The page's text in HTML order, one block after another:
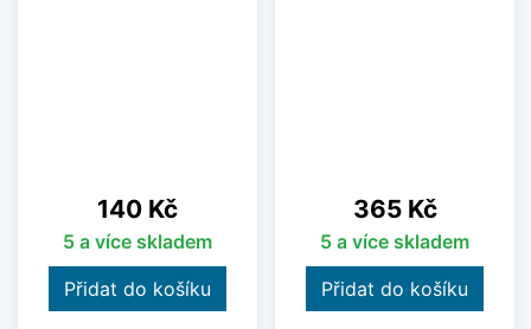
Cena
140 Kč
5 a více skladem
Přidat do košíku
Cena
365 Kč
5 a více skladem
Přidat do košíku